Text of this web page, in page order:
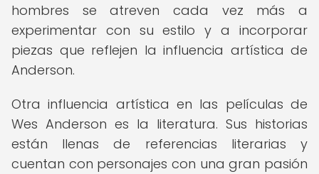
hombres se atreven cada vez más a
experimentar con su estilo y a incorporar
piezas que reflejen la influencia artística de
Anderson.
Otra influencia artística en las películas de
Wes Anderson es la literatura. Sus historias
están llenas de referencias literarias y
cuentan con personajes con una gran pasión